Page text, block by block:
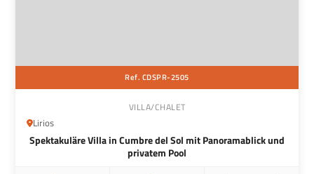
Ref. CDSPR-2505
VILLA/CHALET
Lirios
Spektakuläre Villa in Cumbre del Sol mit Panoramablick und
privatem Pool